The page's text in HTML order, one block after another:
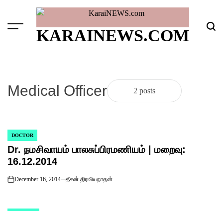
content
Menu KARAINEWS.COM
Medical Officer 2 posts
POSTED
IN
DOCTOR
Dr. நமசிவாயம் பாலசுப்பிரமணியம் | மறைவு:
16.12.2014
on
December 16, 2014 தீசன் திரவியநாதன்